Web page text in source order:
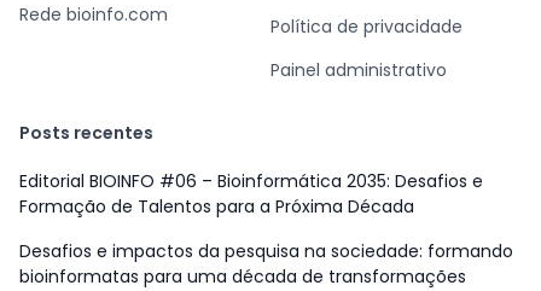
Rede bioinfo.com
Política de privacidade
Painel administrativo
Posts recentes
Editorial BIOINFO #06 – Bioinformática 2035: Desafios e
Formação de Talentos para a Próxima Década
Desafios e impactos da pesquisa na sociedade: formando
bioinformatas para uma década de transformações